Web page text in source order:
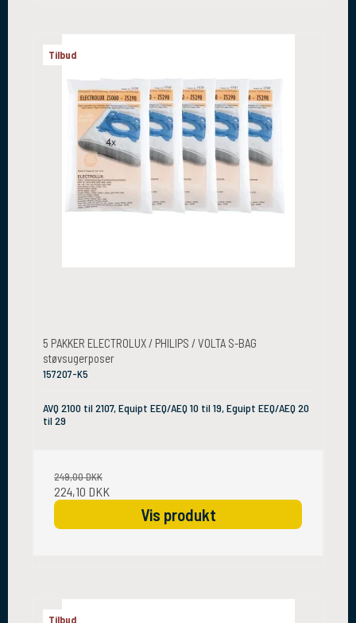
Tilbud
5 PAKKER ELECTROLUX / PHILIPS / VOLTA S-BAG
støvsugerposer
157207-K5
AVQ 2100 til 2107, Equipt EEQ/AEQ 10 til 19, Eguipt EEQ/AEQ 20
til 29
249,00 DKK
224,10 DKK
Vis produkt
Tilbud